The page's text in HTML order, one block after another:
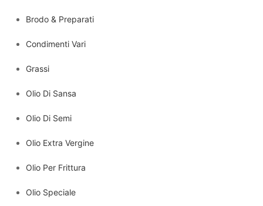
Brodo & Preparati
Condimenti Vari
Grassi
Olio Di Sansa
Olio Di Semi
Olio Extra Vergine
Olio Per Frittura
Olio Speciale